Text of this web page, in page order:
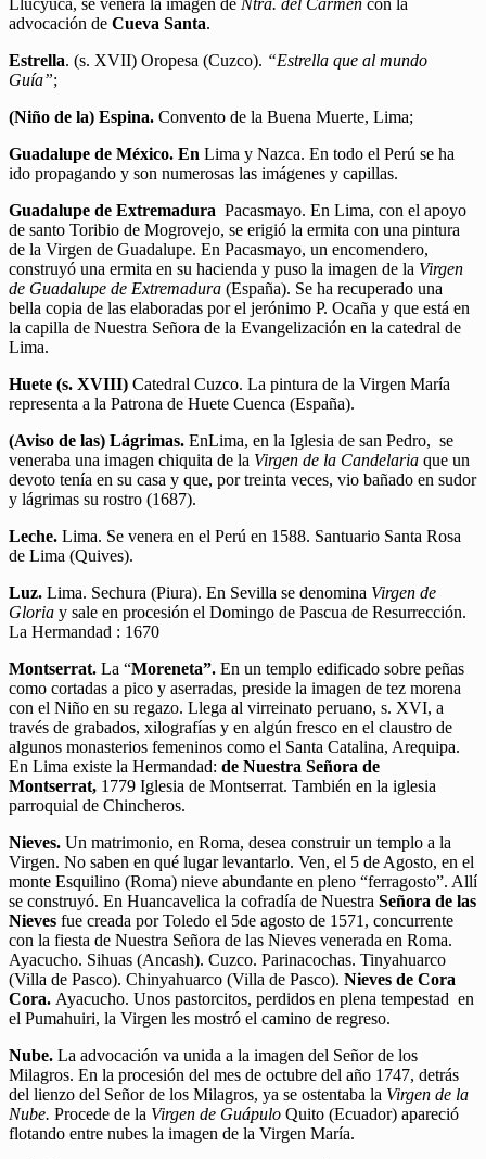
advocación de Cueva Santa.
Estrella. (s. XVII) Oropesa (Cuzco). “Estrella que al mundo
Guía”;
(Niño de la) Espina. Convento de la Buena Muerte, Lima;
Guadalupe de México. En Lima y Nazca. En todo el Perú se ha
ido propagando y son numerosas las imágenes y capillas.
Guadalupe de Extremadura Pacasmayo. En Lima, con el apoyo
de santo Toribio de Mogrovejo, se erigió la ermita con una pintura
de la Virgen de Guadalupe. En Pacasmayo, un encomendero,
construyó una ermita en su hacienda y puso la imagen de la Virgen
de Guadalupe de Extremadura (España). Se ha recuperado una
bella copia de las elaboradas por el jerónimo P. Ocaña y que está en
la capilla de Nuestra Señora de la Evangelización en la catedral de
Lima.
Huete (s. XVIII) Catedral Cuzco. La pintura de la Virgen María
representa a la Patrona de Huete Cuenca (España).
(Aviso de las) Lágrimas. EnLima, en la Iglesia de san Pedro, se
veneraba una imagen chiquita de la Virgen de la Candelaria que un
devoto tenía en su casa y que, por treinta veces, vio bañado en sudor
y lágrimas su rostro (1687).
Leche. Lima. Se venera en el Perú en 1588. Santuario Santa Rosa
de Lima (Quives).
Luz. Lima. Sechura (Piura). En Sevilla se denomina Virgen de
Gloria y sale en procesión el Domingo de Pascua de Resurrección.
La Hermandad : 1670
Montserrat. La “Moreneta”. En un templo edificado sobre peñas
como cortadas a pico y aserradas, preside la imagen de tez morena
con el Niño en su regazo. Llega al virreinato peruano, s. XVI, a
través de grabados, xilografías y en algún fresco en el claustro de
algunos monasterios femeninos como el Santa Catalina, Arequipa.
En Lima existe la Hermandad: de Nuestra Señora de
Montserrat, 1779 Iglesia de Montserrat. También en la iglesia
parroquial de Chincheros.
Nieves. Un matrimonio, en Roma, desea construir un templo a la
Virgen. No saben en qué lugar levantarlo. Ven, el 5 de Agosto, en el
monte Esquilino (Roma) nieve abundante en pleno “ferragosto”. Allí
se construyó. En Huancavelica la cofradía de Nuestra Señora de las
Nieves fue creada por Toledo el 5de agosto de 1571, concurrente
con la fiesta de Nuestra Señora de las Nieves venerada en Roma.
Ayacucho. Sihuas (Ancash). Cuzco. Parinacochas. Tinyahuarco
(Villa de Pasco). Chinyahuarco (Villa de Pasco). Nieves de Cora
Cora. Ayacucho. Unos pastorcitos, perdidos en plena tempestad en
el Pumahuiri, la Virgen les mostró el camino de regreso.
Nube. La advocación va unida a la imagen del Señor de los
Milagros. En la procesión del mes de octubre del año 1747, detrás
del lienzo del Señor de los Milagros, ya se ostentaba la Virgen de la
Nube. Procede de la Virgen de Guápulo Quito (Ecuador) apareció
flotando entre nubes la imagen de la Virgen María.